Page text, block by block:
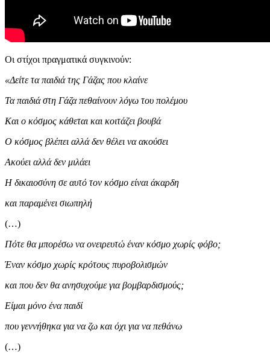
Οι στίχοι πραγματικά συγκινούν:
«Δείτε τα παιδιά της Γάζας που κλαίνε
Τα παιδιά στη Γάζα πεθαίνουν λόγω του πολέμου
Και ο κόσμος κάθεται και κοιτάζει βουβά
Ο κόσμος βλέπει αλλά δεν θέλει να ακούσει
Ακούει αλλά δεν μιλάει
Η δικαιοσύνη σε αυτό τον κόσμο είναι άκαρδη
και παραμένει σιωπηλή
(…)
Πότε θα μπορέσω να ονειρευτώ έναν κόσμο χωρίς φόβο;
Έναν κόσμο χωρίς κρότους πυροβολισμών
και που δεν θα ανησυχούμε για βομβαρδισμούς;
Είμαι μόνο ένα παιδί
που γεννήθηκα για να ζω και όχι για να πεθάνω
(…)